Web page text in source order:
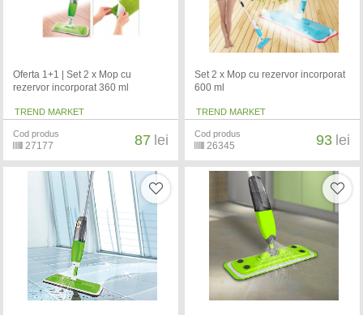
Oferta 1+1 | Set 2 x Mop cu
rezervor incorporat 360 ml
TREND MARKET
Cod produs
27177 87 lei
Set 2 x Mop cu rezervor incorporat
600 ml
TREND MARKET
Cod produs
26345 93 lei